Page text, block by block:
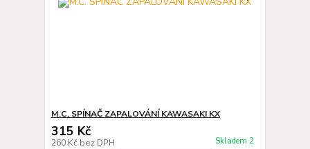
M.C. SPÍNAČ ZAPALOVÁNÍ KAWASAKI KX
315 Kč
260 Kč bez DPH Skladem 2